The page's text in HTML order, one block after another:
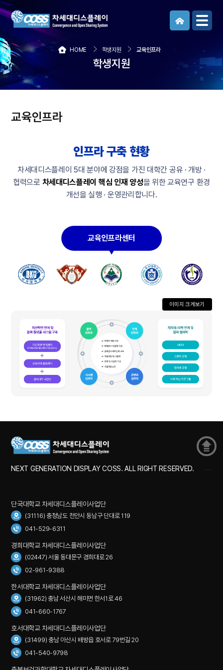
메뉴보기
HOME 학생지원 교육인프라
학생지원
교육인프라
인프라 구축 현황
차세대디스플레이 5대 분야에 강점을 가진 대학간 공유 · 개방 ·
협력으로 차세대디스플레이 핵심 인재 양성을 위한 교육연구 환경
개선을 실행 · 운영관리합니다.
이미지 크게보기
NEXT GENERATION DISPLAY COSS. ALL RIGHT RESERVED.
단국대학교 차세대디스플레이사업단
(31116) 충청남도 천안시 동남구 단대로 119
041-529-6311
경희대학교 차세대디스플레이사업단
(02447) 서울 동대문구 경희대로 26
02-961-9388
한서대학교 차세대디스플레이사업단
(31962) 충남 서산시 해미면 한서1로 46
041-660-1767
호서대학교 차세대디스플레이사업단
(31499) 충남 아산시 배방읍 호서로 79번길 20
041-540-9798